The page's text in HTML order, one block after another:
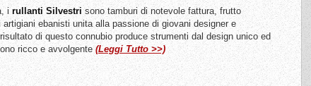
i rullanti Silvestri sono tamburi di notevole fattura, frutto
artigiani ebanisti unita alla passione di giovani designer e
di questo connubio produce strumenti dal design unico ed
ricco e avvolgente (Leggi Tutto >>)